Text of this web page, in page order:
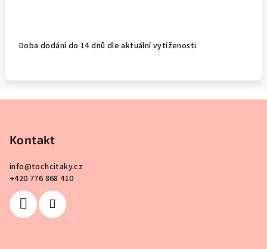
Doba dodání do 14 dnů dle aktuální vytíženosti.
Kontakt
info@tochcitaky.cz
+420 776 868 410